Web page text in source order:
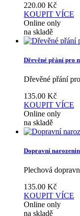
220.00 Kč
KOUPIT VÍCE
Online only
na skladě
Dřevěné přání pro
Dřevěné přání
135.00 Kč
KOUPIT VÍCE
Online only
na skladě
Dopravní
Plechová
135.00 Kč
KOUPIT VÍCE
Online only
na skladě